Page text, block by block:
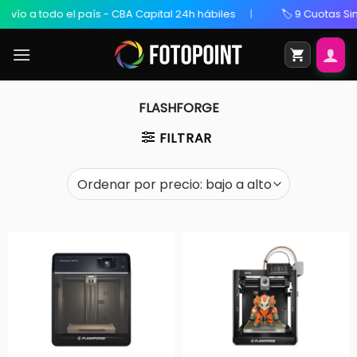
el país - CBA Capital 24h hábiles 🏷️ 9 Cuotas Sin Interés
FLASHFORGE
FILTRAR